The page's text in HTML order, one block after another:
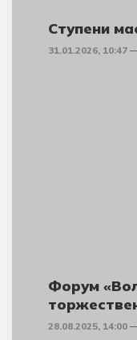
Ступени
31.01.2026, 10:47
Форум
28.08.2025, 14:00